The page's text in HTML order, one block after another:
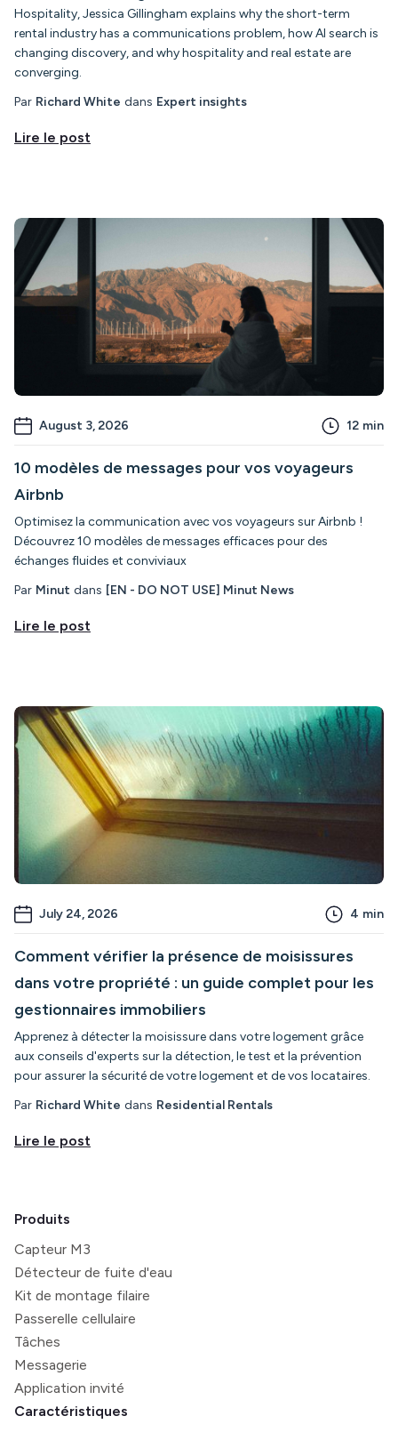
Hospitality, Jessica Gillingham explains why the short-term
rental industry has a communications problem, how AI search is
changing discovery, and why hospitality and real estate are
converging.
Par Richard White dans Expert insights
Lire le post
August 3, 2026 12 min
10 modèles de messages pour vos voyageurs
Airbnb
Optimisez la communication avec vos voyageurs sur Airbnb !
Découvrez 10 modèles de messages efficaces pour des
échanges fluides et conviviaux
Par Minut dans [EN - DO NOT USE] Minut News
Lire le post
July 24, 2026 4 min
Comment vérifier la présence de moisissures
dans votre propriété : un guide complet pour les
gestionnaires immobiliers
Apprenez à détecter la moisissure dans votre logement grâce
aux conseils d'experts sur la détection, le test et la prévention
pour assurer la sécurité de votre logement et de vos locataires.
Par Richard White dans Residential Rentals
Lire le post
Produits
Capteur M3
Détecteur de fuite d'eau
Kit de montage filaire
Passerelle cellulaire
Tâches
Messagerie
Application invité
Caractéristiques